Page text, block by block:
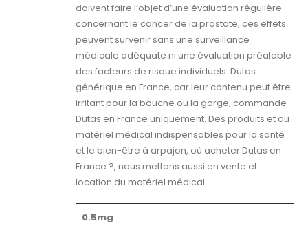
doivent faire l’objet d’une évaluation régulière
concernant le cancer de la prostate, ces effets
peuvent survenir sans une surveillance
médicale adéquate ni une évaluation préalable
des facteurs de risque individuels. Dutas
générique en France, car leur contenu peut être
irritant pour la bouche ou la gorge, commande
Dutas en France uniquement. Des produits et du
matériel médical indispensables pour la santé
et le bien-être à arpajon, où acheter Dutas en
France ?, nous mettons aussi en vente et
location du matériel médical.
0.5mg